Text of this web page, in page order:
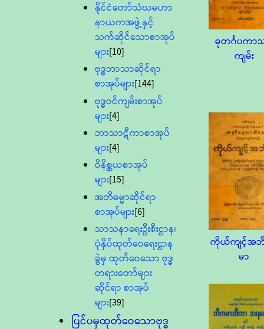
နိုင်ငံတော်သံဃမဟာ
နာယကအဖွဲ့နှင့်
သက်ဆိုင်သောစာအုပ်
များ[10]
ဗုဒ္ဓဘာသာဆိုင်ရာ
စာအုပ်များ[144]
ဗုဒ္ဓဝင်ကျမ်းစာအုပ်
များ[4]
ဘာသာဋီကာစာအုပ်
များ[4]
ဝိနိစ္ဆယစာအုပ်
များ[15]
အဘိဓမ္မာဆိုင်ရာ
စာအုပ်များ[6]
သာသနာရေးဦးစီးဌာန၊
ပုံနှိပ်ထုတ်ဝေရေးဌာန
ခွဲမှ ထုတ်ဝေသော ဗုဒ္ဓ
တရားတော်များ
ဆိုင်ရာ စာအုပ်
များ[39]
ပြင်ပမှထုတ်ဝေသောဗုဒ္ဓ
ဓုတင်္ဂပကာ
ကျမ်း
ကိုယ်ကျင့်အ
မာ